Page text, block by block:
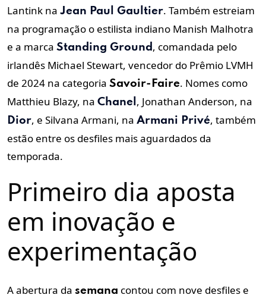
Lantink na Jean Paul Gaultier. Também estreiam
na programação o estilista indiano Manish Malhotra
e a marca Standing Ground , comandada pelo
irlandês Michael Stewart, vencedor do Prêmio LVMH
de 2024 na categoria Savoir-Faire. Nomes como
Matthieu Blazy, na Chanel , Jonathan Anderson, na
Dior, e Silvana Armani, na Armani Privé, também
estão entre os desfiles mais aguardados da
temporada.
Primeiro dia aposta
em inovação e
experimentação
A abertura da semana contou com nove desfiles e